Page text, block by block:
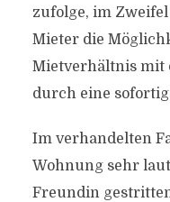
zufolge, im
Mieter die
Mietverhältnis mit
durch eine
Im verhandelten
Wohnung sehr
Freundin